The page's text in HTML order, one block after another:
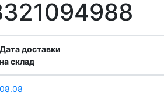
Дата доставки
на склад
08.08